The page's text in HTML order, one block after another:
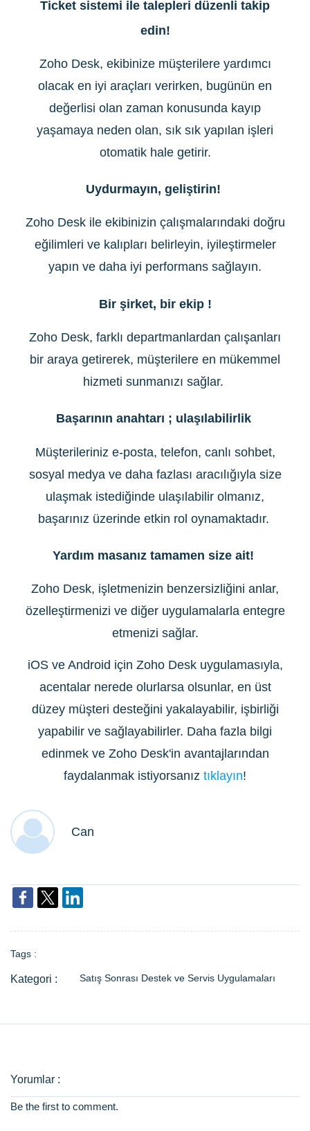
Ticket sistemi ile talepleri düzenli takip
edin!
Zoho Desk, ekibinize müşterilere yardımcı
olacak en iyi araçları verirken, bugünün en
değerlisi olan zaman konusunda kayıp
yaşamaya neden olan, sık sık yapılan işleri
otomatik hale getirir.
Uydurmayın, geliştirin!
Zoho Desk ile ekibinizin çalışmalarındaki doğru
eğilimleri ve kalıpları belirleyin, iyileştirmeler
yapın ve daha iyi performans sağlayın.
Bir şirket, bir ekip !
Zoho Desk, farklı departmanlardan çalışanları
bir araya getirerek, müşterilere en mükemmel
hizmeti sunmanızı sağlar.
Başarının anahtarı ; ulaşılabilirlik
Müşterileriniz e-posta, telefon, canlı sohbet,
sosyal medya ve daha fazlası aracılığıyla size
ulaşmak istediğinde ulaşılabilir olmanız,
başarınız üzerinde etkin rol oynamaktadır.
Yardım masanız tamamen size ait!
Zoho Desk, işletmenizin benzersizliğini anlar,
özelleştirmenizi ve diğer uygulamalarla entegre
etmenizi sağlar.
iOS ve Android için Zoho Desk uygulamasıyla,
acentalar nerede olurlarsa olsunlar, en üst
düzey müşteri desteğini yakalayabilir, işbirliği
yapabilir ve sağlayabilirler. Daha fazla bilgi
edinmek ve Zoho Desk'in avantajlarından
faydalanmak istiyorsanız tıklayın!
Can
Tags :
Satış Sonrası Destek ve Servis Uygulamaları
Be the first to comment.